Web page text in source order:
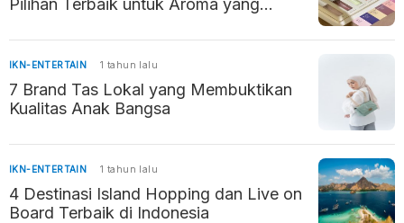
IKN-ENTERTAIN 1 tahun lalu
7 Brand Tas Lokal yang Membuktikan
Kualitas Anak Bangsa
IKN-ENTERTAIN 1 tahun lalu
4 Destinasi Island Hopping dan Live on
Board Terbaik di Indonesia